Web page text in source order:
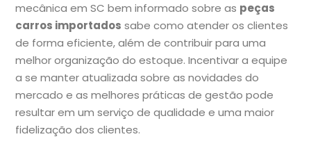
mecânica em SC bem informado sobre as peças
carros importados sabe como atender os clientes
de forma eficiente, além de contribuir para uma
melhor organização do estoque. Incentivar a equipe
a se manter atualizada sobre as novidades do
mercado e as melhores práticas de gestão pode
resultar em um serviço de qualidade e uma maior
fidelização dos clientes.